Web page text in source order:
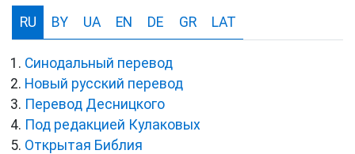
RU BY UA EN DE GR LAT
Синодальный перевод
Новый русский перевод
Перевод Десницкого
Под редакцией Кулаковых
Открытая Библия